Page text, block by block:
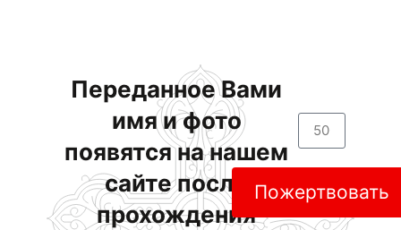
Переданное Вами
имя и фото
появятся на нашем
сайте после
прохождения
Пожертвовать